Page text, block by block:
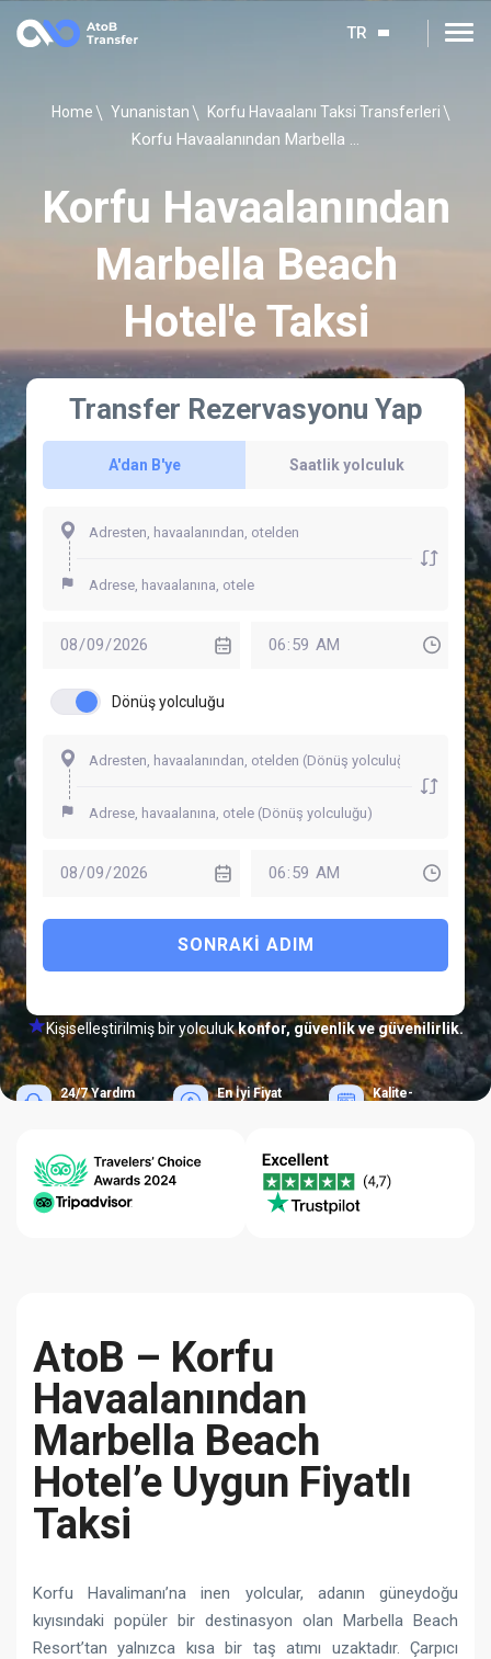
TR
Home Yunanistan Korfu Havaalanı Taksi Transferleri
Korfu Havaalanından Marbella Beach Hotel'e Taksi
Korfu Havaalanından
Marbella Beach
Hotel'e Taksi
Transfer Rezervasyonu Yap
A'dan B'ye Saatlik yolculuk
Dönüş yolculuğu
SONRAKI ADIM
Kişiselleştirilmiş bir yolculukkonfor, güvenlik ve güvenilirlik.
24/7 Yardım
En İyi Fiyat
Kalite-
AtoB – Korfu
Havaalanından
Marbella Beach
Hotel’e Uygun Fiyatlı
Taksi
Korfu Havalimanı’na inen yolcular, adanın güneydoğu
kıyısındaki popüler bir destinasyon olan Marbella Beach
Resort’tan yalnızca kısa bir taş atımı uzaktadır. Çarpıcı